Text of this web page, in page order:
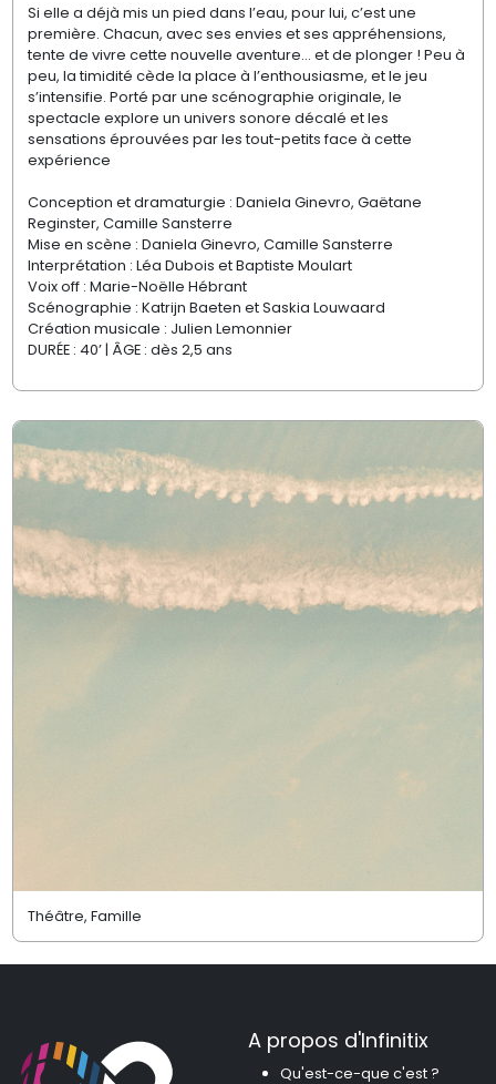
Si elle a déjà mis un pied dans l’eau, pour lui, c’est une
première. Chacun, avec ses envies et ses appréhensions,
tente de vivre cette nouvelle aventure… et de plonger ! Peu à
peu, la timidité cède la place à l’enthousiasme, et le jeu
s’intensifie. Porté par une scénographie originale, le
spectacle explore un univers sonore décalé et les
sensations éprouvées par les tout-petits face à cette
expérience
Conception et dramaturgie : Daniela Ginevro, Gaëtane
Reginster, Camille Sansterre
Mise en scène : Daniela Ginevro, Camille Sansterre
Interprétation : Léa Dubois et Baptiste Moulart
Voix off : Marie-Noëlle Hébrant
Scénographie : Katrijn Baeten et Saskia Louwaard
Création musicale : Julien Lemonnier
DURÉE : 40’ | ÂGE : dès 2,5 ans
Théâtre, Famille
A propos d'Infinitix
Qu'est-ce-que c'est ?